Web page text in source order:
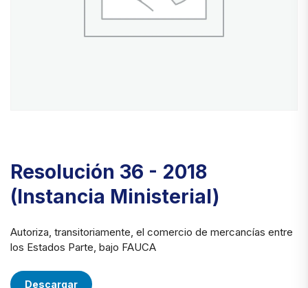
Resolución 36 - 2018
(Instancia Ministerial)
Autoriza, transitoriamente, el comercio de mercancías entre
los Estados Parte, bajo FAUCA
Descargar